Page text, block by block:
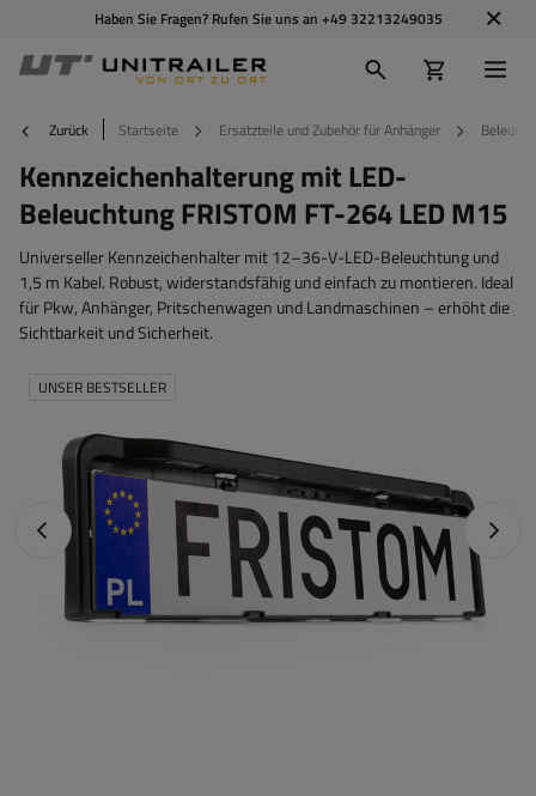
Haben Sie Fragen? Rufen Sie uns an +49 32213249035
Zurück Startseite Ersatzteile und Zubehör für Anhänger
Kennzeichenhalterung mit LED-
Beleuchtung FRISTOM FT-264 LED M15
Universeller Kennzeichenhalter mit 12–36-V-LED-Beleuchtung und
1,5 m Kabel. Robust, widerstandsfähig und einfach zu montieren. Ideal
für Pkw, Anhänger, Pritschenwagen und Landmaschinen – erhöht die
Sichtbarkeit und Sicherheit.
Vorheriges Foto
UNSER BESTSELLER